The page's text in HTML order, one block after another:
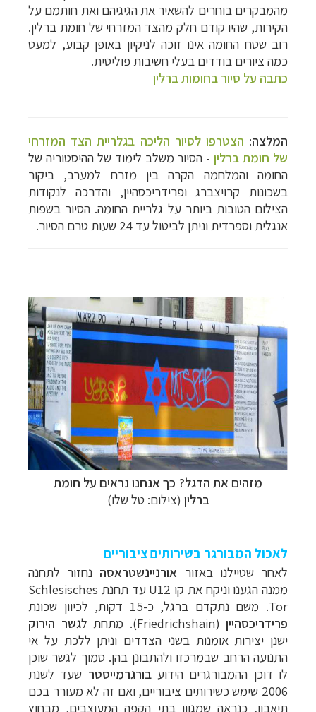
מהמבקרים בוחרים להשאיר את הגיגיהם ואת חותמם על
הקירות, שהיו קודם חלק מהצד המזרחי של חומת ברלין.
רוב שטח החומה אינו זוכה לניקיון באופן קבוע, למעט
כמה ציורים בודדים בעלי חשיבות פוליטית.
כתבה על סיור בחומות ברלין
המלצה: הצטרפו לסיור הליכה בגלריית הצד המזרחי
של חומת ברלין- הסיור משלב לימוד של ההיסטוריה של
החומה והמלחמה הקרה בין מזרח למערב, ביקור
בשכונות קרויצברג ופרידריכסהיין, והדרכה לנקודות
הצילום הטובות ביותר על גלריית החומה. הסיור בשפות
אנגלית וספרדית וניתן לביטול עד 24 שעות טרם הסיור.
מזהים את הדגל? כך אנחנו נראים על חומת
ברלין (צילום: טל שלו)
לאכול המבורגר בשירותים ציבוריים
לאחר שטיילנו באזור אורניינשטראסה נחזור לתחנה
ממנה הגענו וניקח את קו 12
U עד תחנת Schlesisches
Tor. משם נתקדם ברגל, כ-15 דקות, לכיוון שכונת
פרידריכסהיין (
Friedrichshain). מתחת לגשר הירוק
ישנן יצירות אומנות בשני הצדדים וניתן ללכת על אי
התנועה הרחב שבמרכזו ולהתבונן בהן. סמוך לגשר שוכן
לו דוכן ההמבורגרים הידועבורגרמייסטר שעד לשנת
2006 שימש כשירותים ציבוריים, ואם זה לא מעורר בכם
תיאבון, כנראה שמגוון בתי הקפה המעוצבים, מבחוץ